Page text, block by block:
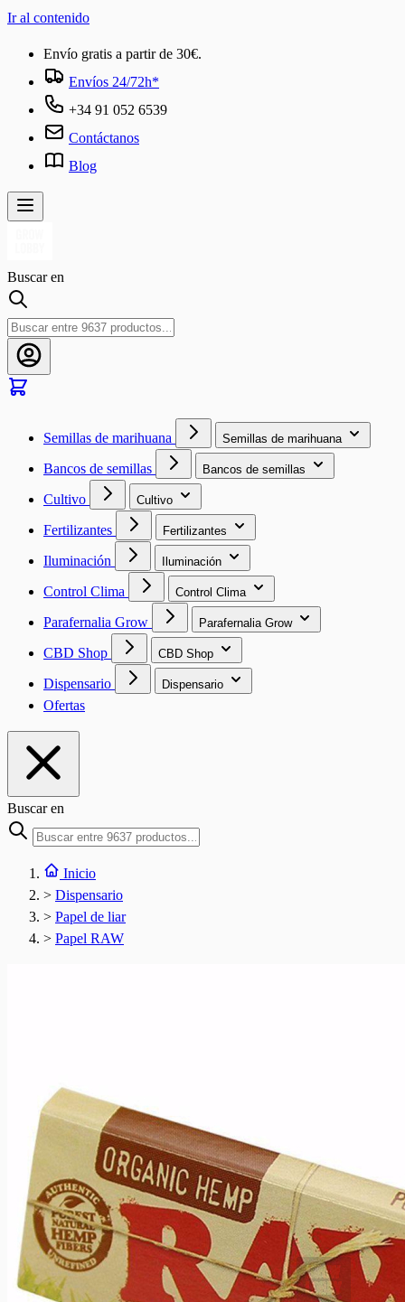
Ir al contenido
Envío gratis a partir de 30€.
Envíos 24/72h*
+34 91 052 6539
Contáctanos
Blog
Buscar en
Semillas de marihuana Semillas de marihuana
Bancos de semillas Bancos de semillas
Cultivo Cultivo
Fertilizantes Fertilizantes
Iluminación Iluminación
Control Clima Control Clima
Parafernalia Grow Parafernalia Grow
CBD Shop CBD Shop
Dispensario Dispensario
Ofertas
Buscar en
Inicio
> Dispensario
> Papel de liar
> Papel RAW